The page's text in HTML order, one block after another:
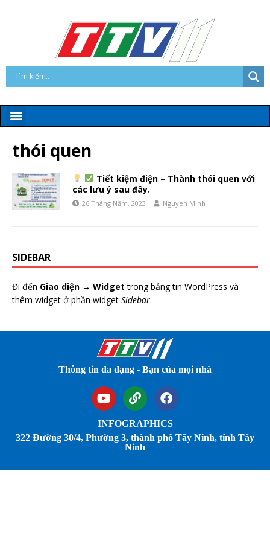
thói quen
Tiết kiệm điện – Thành thói quen với
các lưu ý sau đây.
26 Tháng Năm, 2023 Nguyen Minh
SIDEBAR
Đi đến Giao diện → Widget trong bảng tin WordPress và
thêm widget ở phần widget Sidebar.
Thông tin đa dạng - Bạn của mọi nhà
INFOGRAPHICS
322 Đường 30/4, Phường 3, thành phố Tây Ninh, tỉnh Tây
Ninh